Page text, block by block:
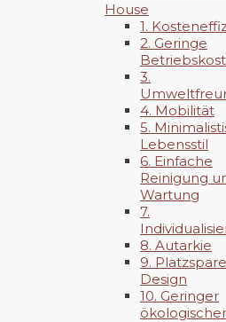
House
1.
2. Geringe
3.
4. Mobilität
5.
Lebensstil
6. Einfache
Reinigung
Wartung
7.
8. Autarkie
9.
Design
10. Geringer
ökologischer